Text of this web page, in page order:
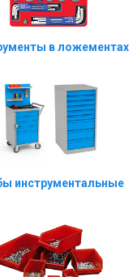
в ложементах
инструментальные